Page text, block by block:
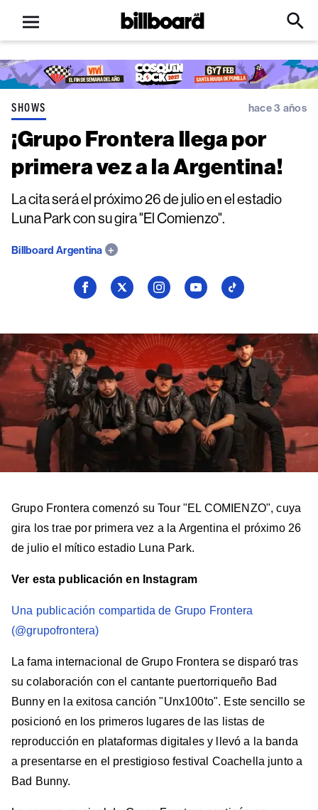
Open
menu
Billboard
Click
Input
SHOWS hace 3 años
¡Grupo Frontera llega por
primera vez a la Argentina!
La cita será el próximo 26 de julio en el estadio
Luna Park con su gira "El Comienzo".
Billboard Argentina
Seguí
en
Facebook
Seguí
en
X
Seguí
en
Instagram
Seguí
en
YouTube
Seguí
en
TikTok
Grupo Frontera comenzó su Tour "EL COMIENZO", cuya
gira los trae por primera vez a la Argentina el próximo 26
de julio el mítico estadio Luna Park.
Ver esta publicación en Instagram
Una publicación compartida de Grupo Frontera
(@grupofrontera)
La fama internacional de Grupo Frontera se disparó tras
su colaboración con el cantante puertorriqueño Bad
Bunny en la exitosa canción "Unx100to". Este sencillo se
posicionó en los primeros lugares de las listas de
reproducción en plataformas digitales y llevó a la banda
a presentarse en el prestigioso festival Coachella junto a
Bad Bunny.